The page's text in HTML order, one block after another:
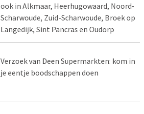
ook in Alkmaar, Heerhugowaard, Noord-
Scharwoude, Zuid-Scharwoude, Broek op
Langedijk, Sint Pancras en Oudorp
Verzoek van Deen Supermarkten: kom in
je eentje boodschappen doen